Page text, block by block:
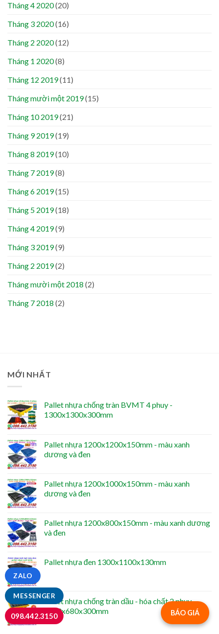
Tháng 4 2020(20)
Tháng 3 2020(16)
Tháng 2 2020(12)
Tháng 1 2020(8)
Tháng 12 2019(11)
Tháng mười một 2019(15)
Tháng 10 2019(21)
Tháng 9 2019(19)
Tháng 8 2019(10)
Tháng 7 2019(8)
Tháng 6 2019(15)
Tháng 5 2019(18)
Tháng 4 2019(9)
Tháng 3 2019(9)
Tháng 2 2019(2)
Tháng mười một 2018 (2)
Tháng 7 2018 (2)
MỚI NHẤT
Pallet nhựa chống tràn BVMT 4 phuy -
1300x1300x300mm
Pallet nhựa 1200x1200x150mm - màu xanh
dương và đen
Pallet nhựa 1200x1000x150mm - màu xanh
dương và đen
Pallet nhựa 1200x800x150mm - màu xanh dương
và đen
Pallet nhựa đen 1300x1100x130mm
Pallet nhựa chống tràn dầu - hóa chất 2 phuy -
1300x680x300mm
BÁO GIÁ
MESSENGER
ZALO
098.442.3150